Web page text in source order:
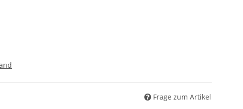
Frage zum Artikel